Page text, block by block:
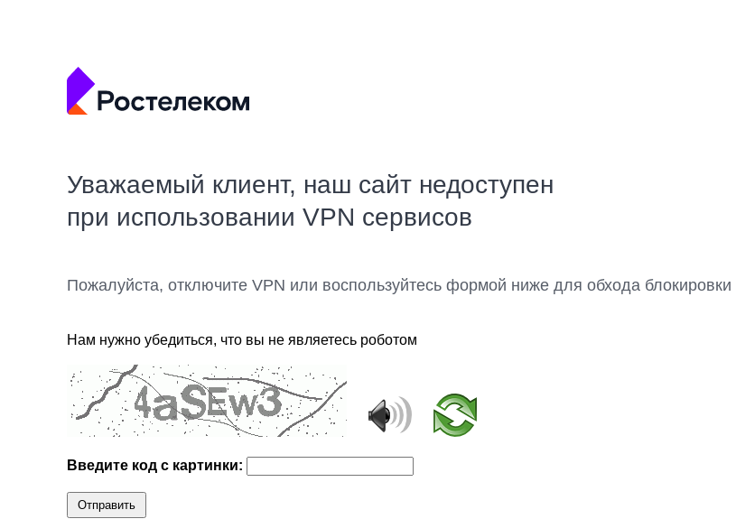
Уважаемый клиент, наш сайт недоступен
при использовании VPN сервисов
Пожалуйста, отключите VPN или воспользуйтесь формой ниже для обхода блокировки
Нам нужно убедиться, что вы не являетесь роботом
Введите код с картинки:
Отправить